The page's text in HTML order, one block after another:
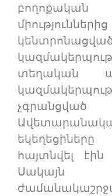
տեղական
չգրանցված
հայտնվել
Սակայն